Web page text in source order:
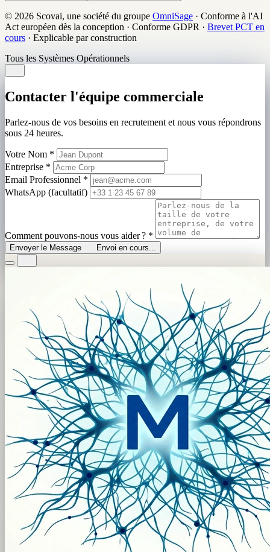
© 2026 Scovai, une société du groupe OmniSage · Conforme à l'AI
Act européen dès la conception · Conforme GDPR · Brevet PCT en
cours · Explicable par construction
Tous les Systèmes Opérationnels
Contacter l'équipe commerciale
Parlez-nous de vos besoins en recrutement et nous vous répondrons
sous 24 heures.
Votre Nom *
Entreprise *
Email Professionnel *
WhatsApp (facultatif)
Comment pouvons-nous vous aider ? *
Envoyer le Message Envoi en cours...